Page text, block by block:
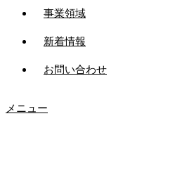
事業領域
新着情報
お問い合わせ
メニュー